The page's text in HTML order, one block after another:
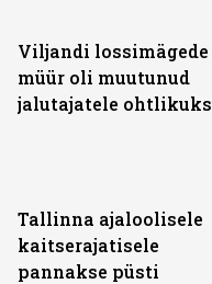
Viljandi lossimägede
müür oli muutunud
jalutajatele ohtlikuks
Tallinna ajaloolisele
kaitserajatisele
pannakse püsti